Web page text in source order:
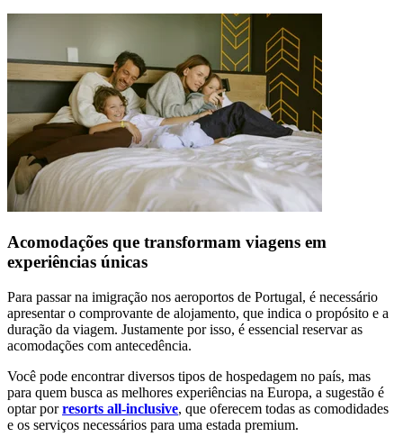
Acomodações que transformam viagens em
experiências únicas
Para passar na imigração nos aeroportos de Portugal, é necessário
apresentar o comprovante de alojamento, que indica o propósito e a
duração da viagem. Justamente por isso, é essencial reservar as
acomodações com antecedência.
Você pode encontrar diversos tipos de hospedagem no país, mas
para quem busca as melhores experiências na Europa, a sugestão é
optar porresorts all-inclusive, que oferecem todas as comodidades
e os serviços necessários para uma estada premium.